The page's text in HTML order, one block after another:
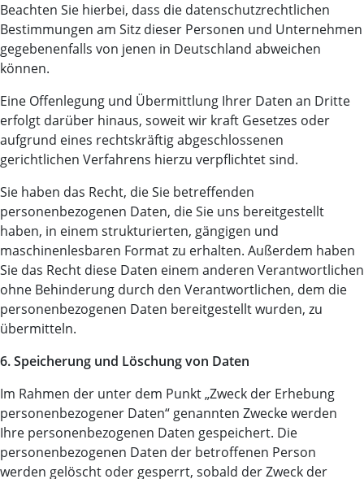
Beachten Sie hierbei, dass die datenschutzrechtlichen
Bestimmungen am Sitz dieser Personen und Unternehmen
gegebenenfalls von jenen in Deutschland abweichen
können.
Eine Offenlegung und Übermittlung Ihrer Daten an Dritte
erfolgt darüber hinaus, soweit wir kraft Gesetzes oder
aufgrund eines rechtskräftig abgeschlossenen
gerichtlichen Verfahrens hierzu verpflichtet sind.
Sie haben das Recht, die Sie betreffenden
personenbezogenen Daten, die Sie uns bereitgestellt
haben, in einem strukturierten, gängigen und
maschinenlesbaren Format zu erhalten. Außerdem haben
Sie das Recht diese Daten einem anderen Verantwortlichen
ohne Behinderung durch den Verantwortlichen, dem die
personenbezogenen Daten bereitgestellt wurden, zu
übermitteln.
6. Speicherung und Löschung von Daten
Im Rahmen der unter dem Punkt „Zweck der Erhebung
personenbezogener Daten“ genannten Zwecke werden
Ihre personenbezogenen Daten gespeichert. Die
personenbezogenen Daten der betroffenen Person
werden gelöscht oder gesperrt, sobald der Zweck der